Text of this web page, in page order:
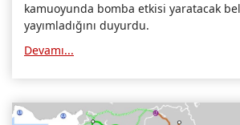
kamuoyunda bomba etkisi yaratacak
yayımladığını duyurdu.
Devamı...